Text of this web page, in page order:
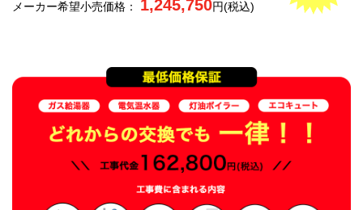
メーカー希望小売価格： 1,245,750円(税込)